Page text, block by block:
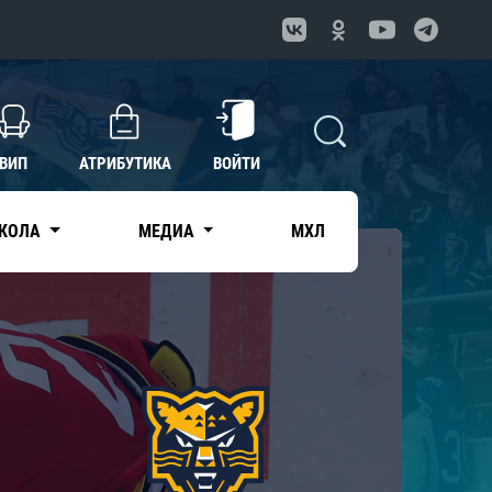
ВИП АТРИБУТИКА ВОЙТИ
МЕДИА МХЛ